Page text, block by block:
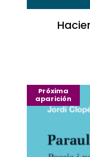
Próxima
aparición